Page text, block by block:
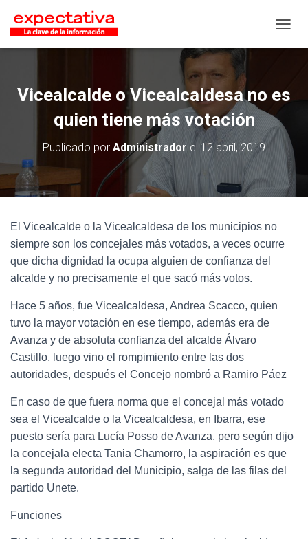
Vicealcalde o Vicealcaldesa no es
quien tiene más votación
Publicado por Administrador el 12 abril, 2019
El Vicealcalde o la Vicealcaldesa de los municipios no
siempre son los concejales más votados, a veces ocurre
que dicha dignidad la ocupa alguien de confianza del
alcalde y no precisamente el que sacó más votos.
Hace 5 años, fue Vicealcaldesa, Andrea Scacco, quien
tuvo la mayor votación en ese tiempo, además era de
Avanza y de absoluta confianza del alcalde Álvaro
Castillo, luego vino el rompimiento entre las dos
autoridades, después el Concejo nombró a Ramiro Páez
En caso de que fuera norma que el concejal más votado
sea el Vicealcalde o la Vicealcaldesa, en Ibarra, ese
puesto sería para Lucía Posso de Avanza, pero según dijo
la concejala electa Tania Chamorro, la aspiración es que
la segunda autoridad del Municipio, salga de las filas del
partido Unete.
Funciones